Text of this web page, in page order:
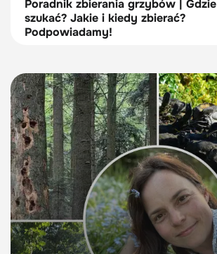
Poradnik zbierania grzybów | Gdzie
szukać? Jakie i kiedy zbierać?
Podpowiadamy!